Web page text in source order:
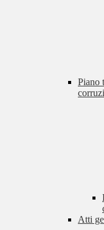
Piano
Atti